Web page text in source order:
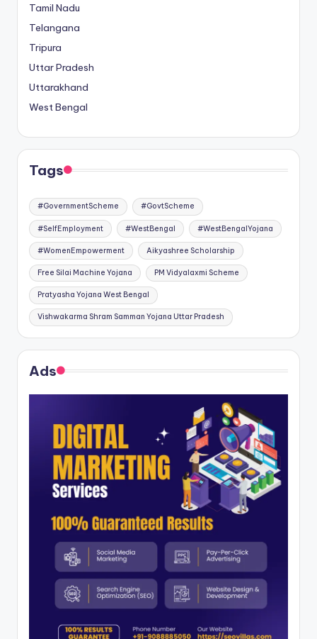
Tamil Nadu
Telangana
Tripura
Uttar Pradesh
Uttarakhand
West Bengal
Tags
#GovernmentScheme #GovtScheme
#SelfEmployment #WestBengal #WestBengalYojana
#WomenEmpowerment Aikyashree Scholarship
Free Silai Machine Yojana PM Vidyalaxmi Scheme
Pratyasha Yojana West Bengal
Vishwakarma Shram Samman Yojana Uttar Pradesh
Ads